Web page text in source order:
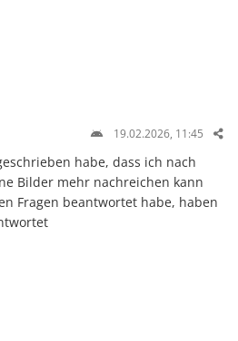
19.02.2026, 11:45
habe, dass ich nach
Bilder mehr nachreichen kann
Fragen beantwortet habe, haben